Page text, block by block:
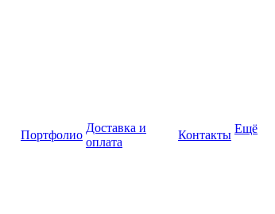
Портфолио
Доставка и
оплата
Контакты Ещё